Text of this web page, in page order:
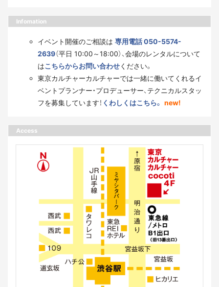
Infomation
イベント開催のご相談は 専用電話 050-5574-
2639（平日 10:00～18:00）、会場のレンタルについて
はこちらからお問い合わせください。
東京カルチャーカルチャーでは一緒に働いてくれるイ
ベントプランナー・プロデューサー、テクニカルスタッ
フを募集しています！ くわしくはこちら。 new!
Access